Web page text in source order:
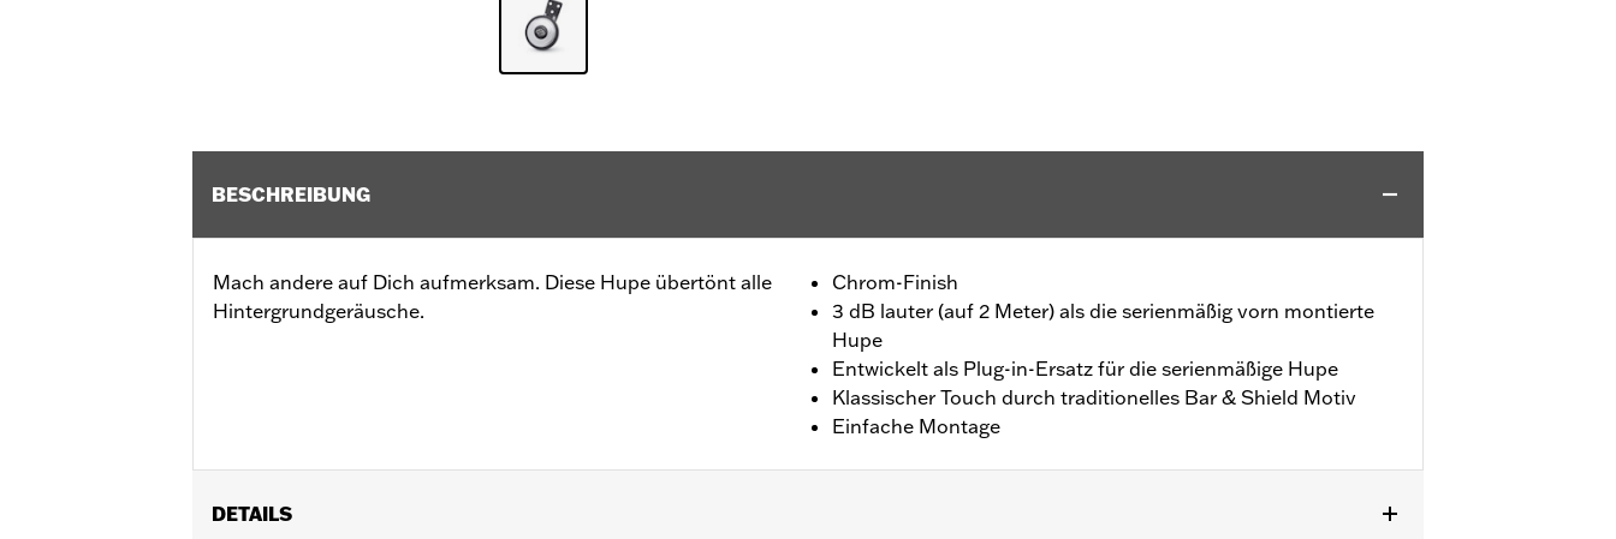
BESCHREIBUNG
Mach andere auf Dich aufmerksam. Diese Hupe übertönt alle
Hintergrundgeräusche.
Chrom-Finish
3 dB lauter (auf 2 Meter) als die serienmäßig vorn montierte
Hupe
Entwickelt als Plug-in-Ersatz für die serienmäßige Hupe
Klassischer Touch durch traditionelles Bar & Shield Motiv
Einfache Montage
DETAILS